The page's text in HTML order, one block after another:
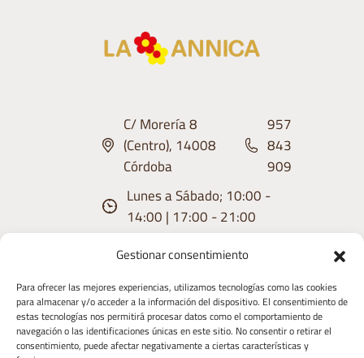
Gestionar consentimiento
Para ofrecer las mejores experiencias, utilizamos tecnologías como las cookies
para almacenar y/o acceder a la información del dispositivo. El consentimiento de
estas tecnologías nos permitirá procesar datos como el comportamiento de
navegación o las identificaciones únicas en este sitio. No consentir o retirar el
consentimiento, puede afectar negativamente a ciertas características y
C/ Morería 8
(Centro), 14008
Córdoba
957
843
909
Lunes a Sábado; 10:00 -
14:00 | 17:00 - 21:00
Aviso
CondicionesPolítica de Política deDerecho de